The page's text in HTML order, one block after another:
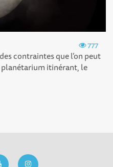
777
contraintes que l’on peut
planétarium itinérant, le